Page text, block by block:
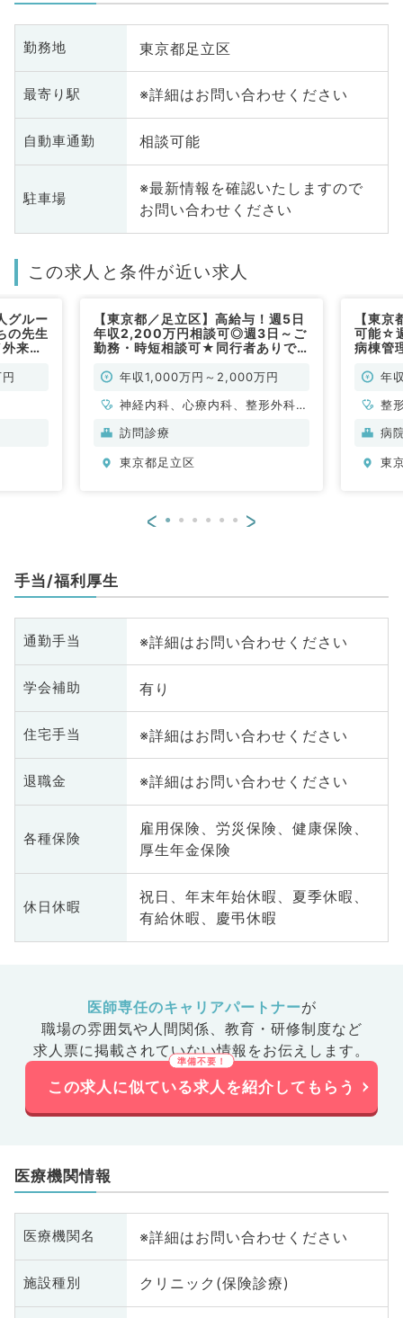
勤務地 東京都足立区
最寄り駅 ※詳細はお問い合わせください
自動車通勤 相談可能
駐車場
※最新情報を確認いたしますので
お問い合わせください
この求人と条件が近い求人
グルー
の先生
来・
外科
【東京都／足立区】高給与！週5日
年収2,200万円相談可◎週3日～ご
勤務・時短相談可★同行者ありで
ール・出動なしも相談できます
年収1,000万円～2,000万円
神経内科、心療内科、整形外科、
形成外科、美容外科、脳神経外
小児外科、泌尿器科、一般内科、
科、老年内科、外科系全般、一般
訪問診療
東京都足立区
【東
可能☆
病棟管
年
整
病
東
< >
手当/福利厚生
通勤手当 ※詳細はお問い合わせください
学会補助 有り
住宅手当 ※詳細はお問い合わせください
退職金 ※詳細はお問い合わせください
各種保険
雇用保険、労災保険、健康保険、
厚生年金保険
休日休暇
祝日、年末年始休暇、夏季休暇、
有給休暇、慶弔休暇
医師専任のキャリアパートナーが
職場の雰囲気や人間関係、 教育・研修制度など
求人票に掲載されていない情報をお伝えします。
この求人に似ている求人を紹介してもらう
医療機関情報
医療機関名 ※詳細はお問い合わせください
施設種別 クリニック(保険診療)